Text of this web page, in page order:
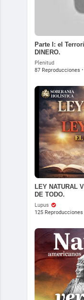
Parte I: el
DINERO.
Plenitud
87 Reproducciones ·
LEY NATURAL
DE TODO.
Lupus
125 Reproducciones